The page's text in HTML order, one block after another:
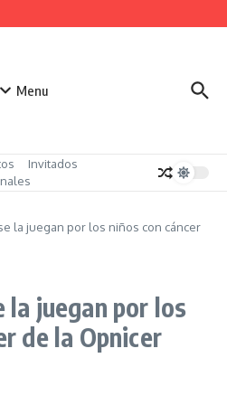
Menu
Invitados
la juegan por los niños con cáncer
la juegan por los
de la Opnicer